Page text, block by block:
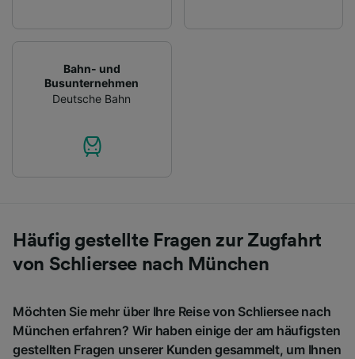
Bahn- und
Busunternehmen
Deutsche Bahn
Häufig gestellte Fragen zur Zugfahrt
von Schliersee nach München
Möchten Sie mehr über Ihre Reise von Schliersee nach
München erfahren? Wir haben einige der am häufigsten
gestellten Fragen unserer Kunden gesammelt, um Ihnen